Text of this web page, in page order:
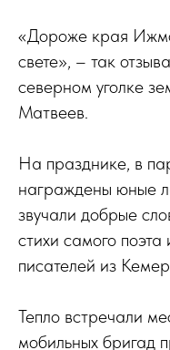
«Дороже края
свете», – так
северном уголке
Матвеев.
На празднике, в
награждены юные
звучали добрые
стихи самого
писателей из
Тепло встречали
мобильных бригад